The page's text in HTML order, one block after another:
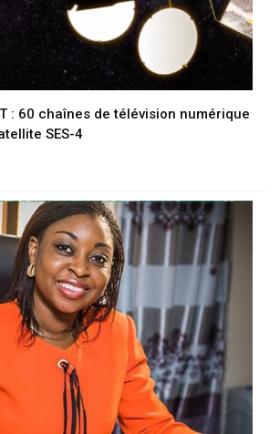
: 60 chaînes de télévision numérique
SES-4